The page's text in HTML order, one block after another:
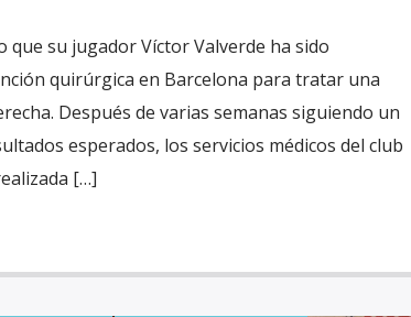
que su jugador Víctor Valverde ha sido
quirúrgica en Barcelona para tratar una
Después de varias semanas siguiendo un
esperados, los servicios médicos del club
[…]